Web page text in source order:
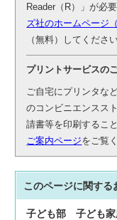
Reader（R）」が必
ズ社のホームページ
（無料）してください
プリントサービスの
ご自宅にプリンタな
のコンビニエンスス
請書等を印刷するこ
ご案内ページをご覧
このページに関する
子ども部子ども